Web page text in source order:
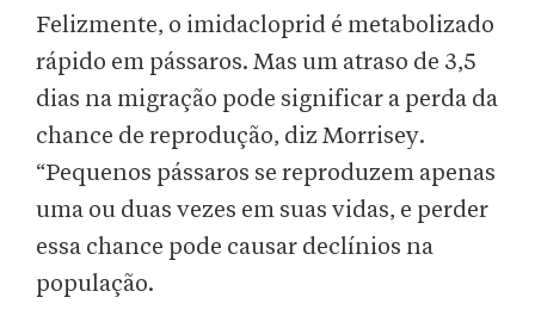
Felizmente, o imidacloprid é metabolizado
rápido em pássaros. Mas um atraso de 3,5
dias na migração pode significar a perda da
chance de reprodução, diz Morrisey.
“Pequenos pássaros se reproduzem apenas
uma ou duas vezes em suas vidas, e perder
essa chance pode causar declínios na
população.